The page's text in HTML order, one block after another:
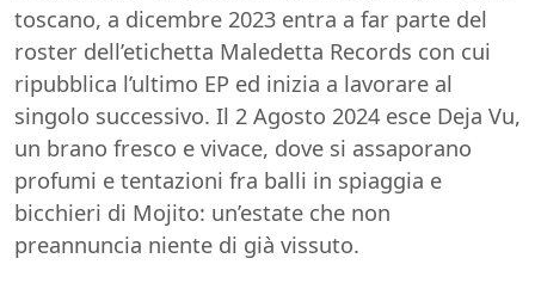
toscano, a dicembre 2023 entra a far parte del
roster dell’etichetta Maledetta Records con cui
ripubblica l’ultimo EP ed inizia a lavorare al
singolo successivo. Il 2 Agosto 2024 esce Deja Vu,
un brano fresco e vivace, dove si assaporano
profumi e tentazioni fra balli in spiaggia e
bicchieri di Mojito: un’estate che non
preannuncia niente di già vissuto.